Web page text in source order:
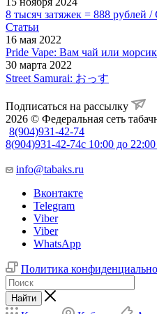
8 тысяч затяжек = 888 рублей
Статьи
16 мая 2022
Pride Vape: Вам чай или
30 марта 2022
Street Samurai: おっす
Подписаться на рассылку
2026 © Федеральная сеть
8(904)931-42-74
8(904)931-42-74с 10:00 до
info@tabaks.ru
Вконтакте
Telegram
Viber
Viber
WhatsApp
Политика
Найти